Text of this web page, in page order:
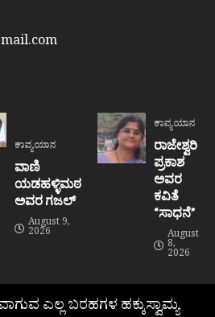
ಕಾವ್ಯಯಾನ
ವಾಣಿ
ಯಡಹಳ್ಳಿಮಠ
ಅವರ ಗಜಲ್
August 9,
2026
ಕಾವ್ಯಯಾನ
ರಾಜೇಶ್ವರಿ
ಪ್ರಕಾಶ
ಅವರ
ಕವಿತೆ
“ಸಾಧನೆ”
August
8,
2026
ಎಲ್ಲ ಬರಹಗಳ ಹಕ್ಕುಸ್ವಾಮ್ಯ